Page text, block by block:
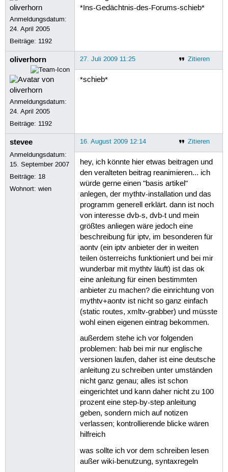
Anmeldungsdatum:
24. April 2005
Beiträge: 1192
*Ins-Gedächtnis-des-Forums-schieb*
oliverhorn
Anmeldungsdatum:
24. April 2005
Beiträge: 1192
Zitieren
27. Juli 2009 11:25
*schieb*
stevee
Anmeldungsdatum:
15. September 2007
Beiträge: 18
Wohnort: wien
Zitieren
16. August 2009 12:14
hey, ich könnte hier etwas beitragen und
den veralteten beitrag reanimieren... ich
würde gerne einen "basis artikel"
anlegen, der mythtv-installation und das
programm generell erklärt. dann ist noch
von interesse dvb-s, dvb-t und mein
größtes anliegen wäre jedoch eine
beschreibung für iptv, im besonderen für
aontv (ein iptv anbieter der in weiten
teilen österreichs funktioniert und bei mir
wunderbar mit mythtv läuft) ist das ok
eine anleitung für einen bestimmten
anbieter zu machen? die einrichtung von
mythtv+aontv ist nicht so ganz einfach
(static routes, xmltv-grabber) und müsste
wohl einen eigenen eintrag bekommen.
außerdem stehe ich vor folgenden
problemen: hab bei mir nur englische
versionen laufen, daher ist eine deutsche
anleitung zu schreiben unter umständen
nicht ganz genau; alles ist schon
eingerichtet und kann daher nicht zu 100
prozent eine step-by-step anleitung
geben, sondern mich auf notizen
verlassen; kontrollierende blicke wären
hilfreich
was sollte ich vor dem schreiben lesen
außer wiki-benutzung, syntaxregeln